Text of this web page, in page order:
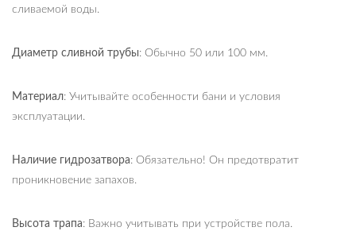
сливаемой воды.
Диаметр сливной трубы: Обычно 50 или 100 мм.
Материал: Учитывайте особенности бани и условия
эксплуатации.
Наличие гидрозатвора: Обязательно! Он предотвратит
проникновение запахов.
Высота трапа: Важно учитывать при устройстве пола.